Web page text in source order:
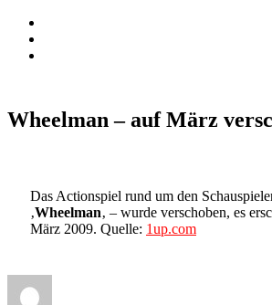
Wheelman – auf März
Das Actionspiel rund um den
‚Wheelman‚ – wurde verschoben, es
März 2009. Quelle: 1up.com